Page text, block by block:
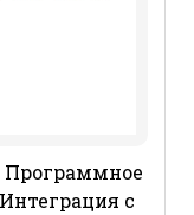
Программное
с